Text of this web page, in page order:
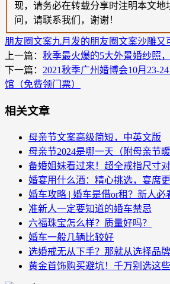
现，请务必在转载分享时注明本文地
问，请联系我们，谢谢！
朋友圈文案九月发的朋友圈文案沙雕又
上一篇： 秋季最火爆的5大外景婚纱照
下一篇： 2021秋季广州婚博会10月23-
馆（免费领门票）
相关文章
母亲节文案高级简短，中英文版
母亲节2024是哪一天（附母亲节暖
备婚姐妹看过来！超全戒指尺寸
婚宴用什么酒：精心挑选，宴席
婚车攻略 | 婚车是借or租？新人必
准新人一定要知道的婚车禁忌
六福珠宝怎么样？质量好吗？
婚车一般几辆比较好
选婚戒无从下手？那就从选择品牌
黄金首饰购买避坑！千万别选这些